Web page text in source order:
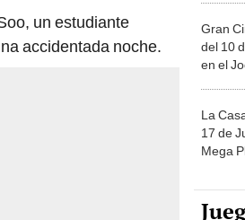
un estudiante
accidentada noche.
Gran
del 10
en el
La
17 de
Mega